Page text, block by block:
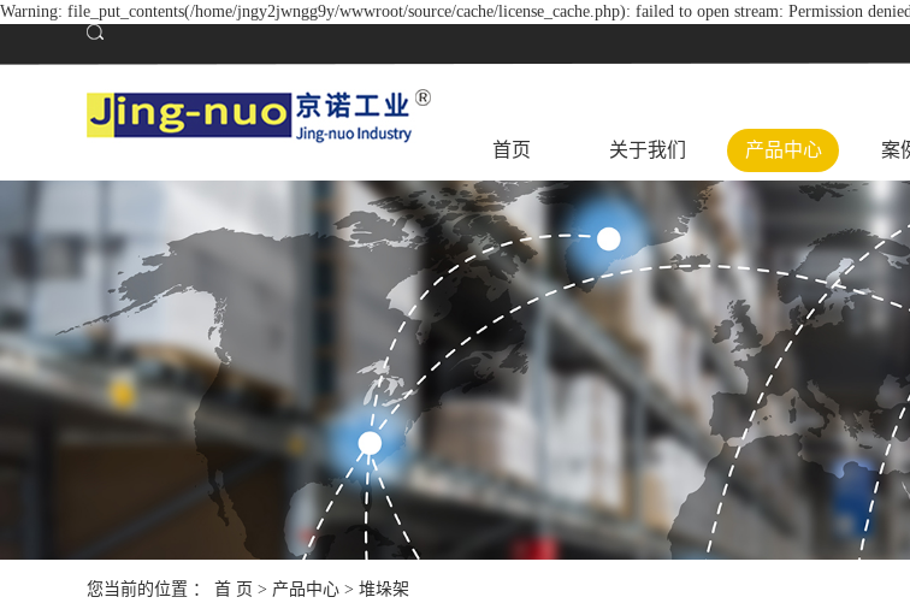
Warning: file_put_contents(/home/jngy2jwngg9y/wwwroot/source/cache/license_cache.php): failed to open stream: Permission
首页 关于我们 产品中心 案
您当前的位置 ： 首 页 > 产品中心 > 堆垛架